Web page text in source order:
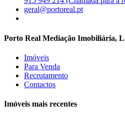
geral@portoreal.pt
Porto Real Mediação Imobiliária,
Imóveis
Para Venda
Recrutamento
Contactos
Imóveis mais recentes